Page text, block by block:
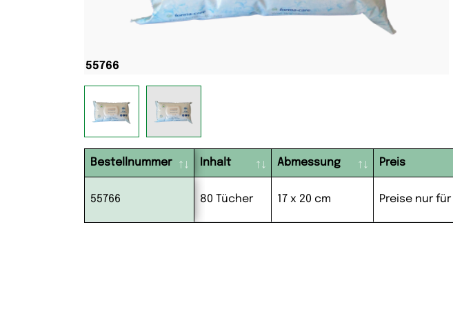
Bestellnummer Inhalt Abmessung Preis
55766 80 Tücher 17 x 20 cm Preise nur